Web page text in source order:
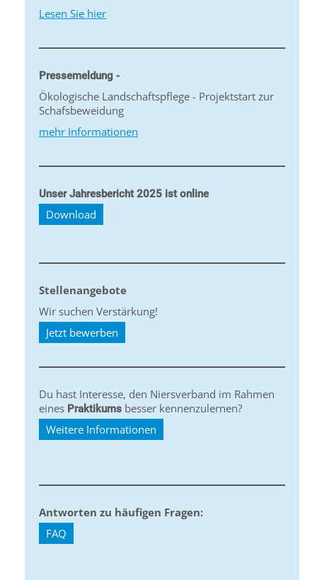
Lesen Sie hier
Pressemeldung -
Ökologische Landschaftspflege - Projektstart zur
Schafsbeweidung
mehr Informationen
Unser Jahresbericht 2025 ist online
Download
Stellenangebote
Wir suchen Verstärkung!
Jetzt bewerben
Du hast Interesse, den Niersverband im Rahmen
eines Praktikums besser kennenzulernen?
Weitere Informationen
Antworten zu häufigen Fragen:
FAQ